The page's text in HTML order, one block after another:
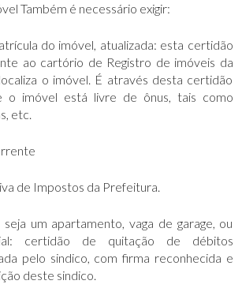
Também é necessário exigir:
do imóvel, atualizada: esta certidão
ao cartório de Registro de imóveis da
o imóvel. É através desta certidão
o imóvel está livre de ônus, tais como
etc.
de Impostos da Prefeitura.
um apartamento, vaga de garage, ou
certidão de quitação de débitos
pelo sindico, com firma reconhecida e
deste sindico.